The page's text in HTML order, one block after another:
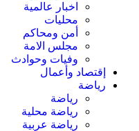
اخبار عالمية
محليات
أمن ومحاكم
مجلس الامة
وفيات وحوادث
إقتصاد وأعمال
رياضة
رياضة
رياضة محلية
رياضة عربية